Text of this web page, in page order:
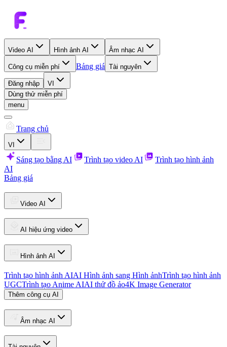
Video AI Hình ảnh AI Âm nhạc AI
Công cụ miễn phí Bảng giá Tài nguyên
Đăng nhập
VI
Dùng thử miễn phí
menu
Trang chủ
VI
Sáng tạo bằng AI Trình tạo video AI
Trình tạo hình ảnh
AI
Bảng giá
Video AI
AI hiệu ứng video
Hình ảnh AI
Trình tạo hình ảnh AIAI Hình ảnh sang Hình ảnhTrình tạo hình ảnh
UGCTrình tạo Anime AIAI thử đồ ảo4K Image Generator
Thêm công cụ AI
Âm nhạc AI